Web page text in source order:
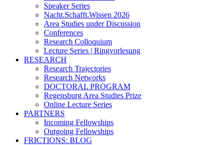
Speaker Series
Nacht.Schafft.Wissen 2026
Area Studies under Discussion
Conferences
Research Colloquium
Lecture Series | Ringvorlesung
RESEARCH
Research Trajectories
Research Networks
DOCTORAL PROGRAM
Regensburg Area Studies Prize
Online Lecture Series
PARTNERS
Incoming Fellowships
Outgoing Fellowships
FRICTIONS: BLOG